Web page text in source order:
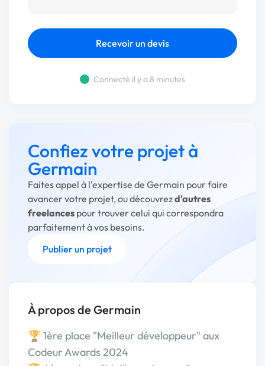
Recevoir un devis
Connecté il y a 8 minutes
Confiez votre projet à
Germain
Faites appel à l'expertise de Germain pour faire
avancer votre projet, ou découvrezd'autres
freelances pour trouver celui qui correspondra
parfaitement à vos besoins.
Publier un projet
À propos de Germain
🏆 1ère place "Meilleur développeur" aux
Codeur Awards 2024